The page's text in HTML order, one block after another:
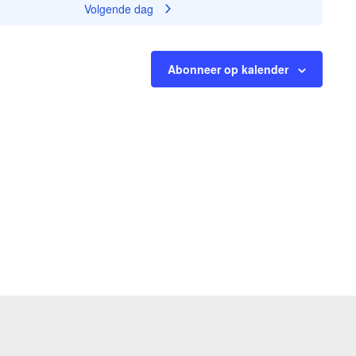
Volgende dag
Abonneer op kalender